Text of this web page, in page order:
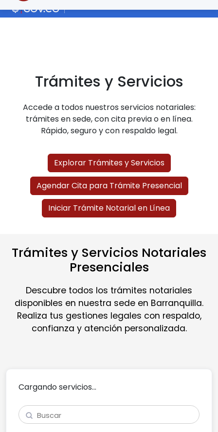
Trámites y Servicios
Accede a todos nuestros servicios notariales:
trámites en sede, con cita previa o en línea.
Rápido, seguro y con respaldo legal.
Explorar Trámites y Servicios
Agendar Cita para Trámite Presencial
Iniciar Trámite Notarial en Línea
Trámites y Servicios Notariales
Presenciales
Descubre todos los trámites notariales
disponibles en nuestra sede en Barranquilla.
Realiza tus gestiones legales con respaldo,
confianza y atención personalizada.
Cargando servicios...